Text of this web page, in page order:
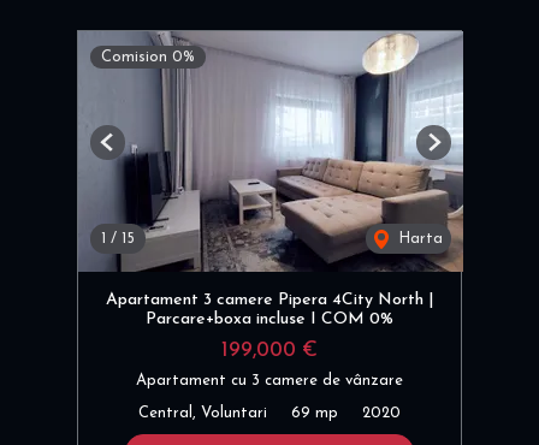
Comision 0%
1 / 15 Harta
Previous Next
Apartament 3 camere Pipera 4City North |
Parcare+boxa incluse I COM 0%
199,000 €
Apartament cu 3 camere de vânzare
Central, Voluntari 69 mp 2020